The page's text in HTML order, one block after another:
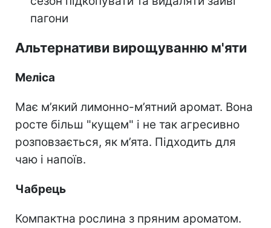
пагони
Альтернативи вирощуванню м'яти
Меліса
Має м’який лимонно-м’ятний аромат. Вона
росте більш "кущем" і не так агресивно
розповзається, як м’ята. Підходить для
чаю і напоїв.
Чабрець
Компактна рослина з пряним ароматом.